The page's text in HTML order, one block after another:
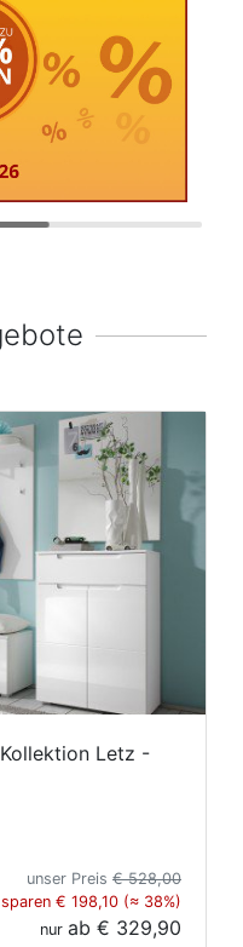
Letz -
unser Preis € 528,00
sparen € 198,10 (≈ 38%)
nur ab € 329,90